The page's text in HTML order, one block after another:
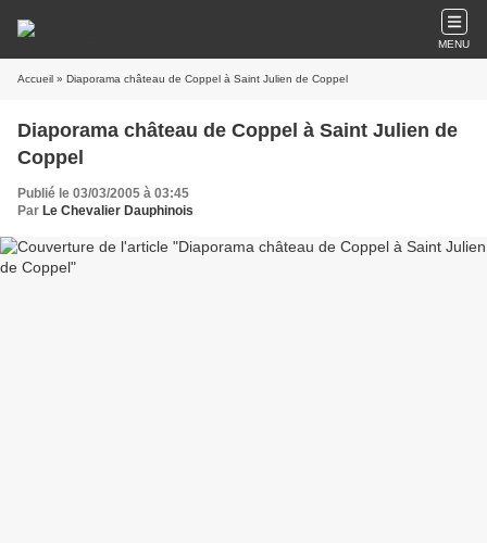
MENU
Accueil » Diaporama château de Coppel à Saint Julien de Coppel
Diaporama château de Coppel à Saint Julien de
Coppel
Publié le 03/03/2005 à 03:45
Par Le Chevalier Dauphinois